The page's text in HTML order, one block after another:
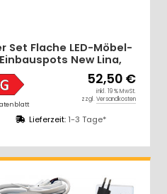
Set Flache LED-Möbel-
Einbauspots New Lina,
12V, 2W, inklusive
Plug & Play Trafo.
Lieferzeit:1-3 Tage*
52,50 €
inkl. 19 % MwSt.
zzgl. Versandkosten